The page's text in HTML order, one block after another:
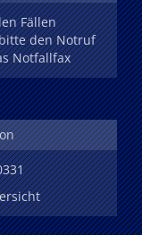
Fällen
den Notruf
Notfallfax